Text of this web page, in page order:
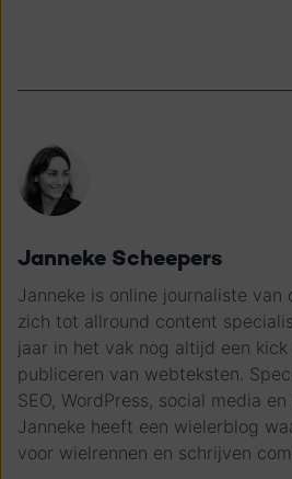
Janneke Scheepers
Janneke is online journaliste van
zich tot allround content
jaar in het vak nog altijd een
publiceren van webteksten.
SEO, WordPress, social media
Janneke heeft een wielerblog
voor wielrennen en schrijven